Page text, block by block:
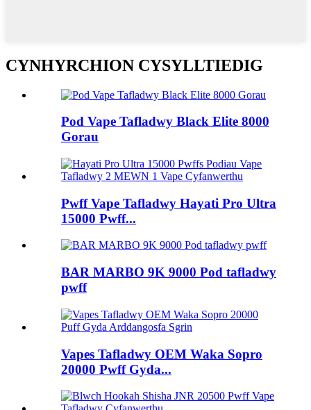
CYNHYRCHION CYSYLLTIEDIG
Pod Vape Tafladwy Black Elite 8000
Gorau
Pwff Vape Tafladwy Hayati Pro Ultra
15000 Pwff...
BAR MARBO 9K 9000 Pod tafladwy
pwff
Vapes Tafladwy OEM Waka Sopro
20000 Pwff Gyda...